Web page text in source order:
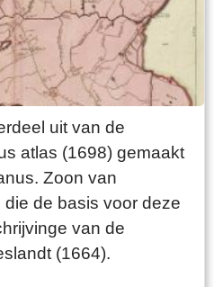
uit van de
atlas (1698) gemaakt
Zoon van
de basis voor deze
van de
(1664).